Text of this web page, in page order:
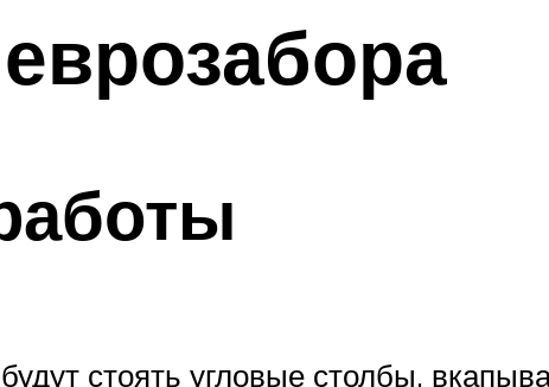
стоять угловые столбы,